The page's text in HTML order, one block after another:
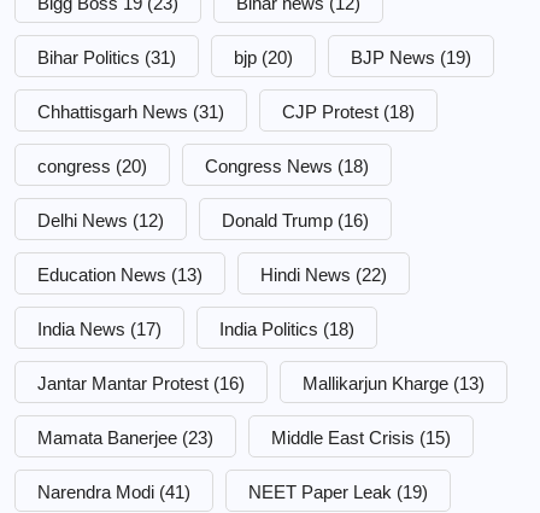
Bihar Politics (31) bjp (20) BJP News (19)
Chhattisgarh News (31) CJP Protest (18)
congress (20) Congress News (18)
Delhi News (12) Donald Trump (16)
Education News (13) Hindi News (22)
India News (17) India Politics (18)
Jantar Mantar Protest (16) Mallikarjun Kharge (13)
Mamata Banerjee (23) Middle East Crisis (15)
Narendra Modi (41) NEET Paper Leak (19)